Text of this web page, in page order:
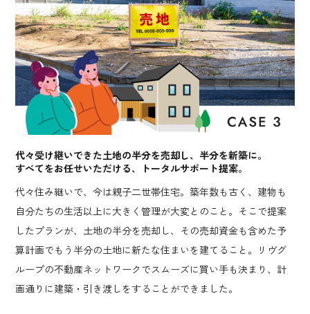
代々受け継いできた土地の半分を売却し、半分を新築に。
すべてをお任せいただける、トータルサポート提案。
代々住み継いで、今は親子二世帯住宅。築年数も古く、建物も
自分たちの生活以上に大きく管理が大変とのこと。そこで提案
したプランが、土地の半分を売却し、その売却資金も含めた予
算計画でもう半分の土地に新たな住まいを建てること。リヴグ
ループの不動産ネットワークでスムーズに買い手も決まり、計
画通りに建築・引き渡しをすることができました。